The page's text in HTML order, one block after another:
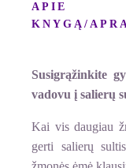
APIE
KNYGĄ/
Susigrąžinkite
vadovu į salierų
Kai vis daugiau
gerti salierų